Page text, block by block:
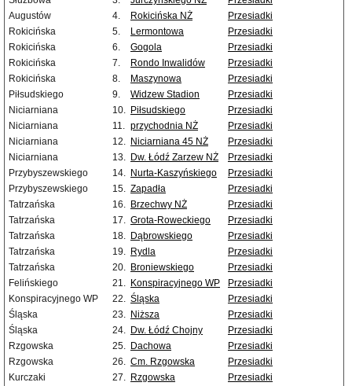
Augustów
4. Rokicińska NŻ
Przesiadki
Rokicińska
5. Lermontowa
Przesiadki
Rokicińska
6. Gogola
Przesiadki
Rokicińska
7. Rondo Inwalidów
Przesiadki
Rokicińska
8. Maszynowa
Przesiadki
Piłsudskiego
9. Widzew Stadion
Przesiadki
Niciarniana
10. Piłsudskiego
Przesiadki
Niciarniana
11. przychodnia NŻ
Przesiadki
Niciarniana
12. Niciarniana 45 NŻ
Przesiadki
Niciarniana
13. Dw. Łódź Zarzew NŻ
Przesiadki
Przybyszewskiego
14. Nurta-Kaszyńskiego
Przesiadki
Przybyszewskiego
15. Zapadła
Przesiadki
Tatrzańska
16. Brzechwy NŻ
Przesiadki
Tatrzańska
17. Grota-Roweckiego
Przesiadki
Tatrzańska
18. Dąbrowskiego
Przesiadki
Tatrzańska
19. Rydla
Przesiadki
Tatrzańska
20. Broniewskiego
Przesiadki
Felińskiego
21. Konspiracyjnego WP
Przesiadki
Konspiracyjnego WP
22. Śląska
Przesiadki
Śląska
23. Niższa
Przesiadki
Śląska
24. Dw. Łódź Chojny
Przesiadki
Rzgowska
25. Dachowa
Przesiadki
Rzgowska
26. Cm. Rzgowska
Przesiadki
Kurczaki
27. Rzgowska
Przesiadki